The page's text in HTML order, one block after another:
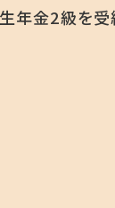
年金2級を受